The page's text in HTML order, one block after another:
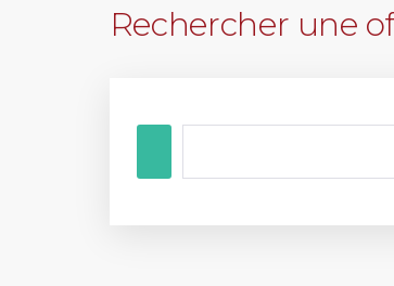
Rechercher une